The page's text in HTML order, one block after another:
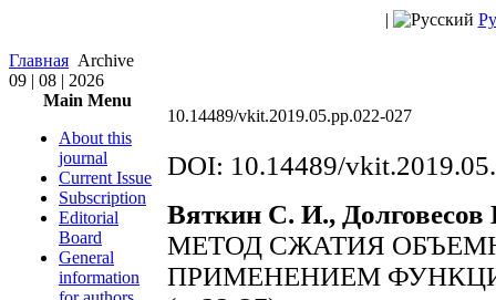
|
Главная Archive
09 | 08 | 2026
Main Menu
About this
journal
Current Issue
Subscription
Editorial
Board
General
information
10.14489/vkit.2019.05.pp.022-027
DOI: 10.14489/
Вяткин С. И., Долговесов
МЕТОД СЖАТИЯ
ПРИМЕНЕНИЕМ